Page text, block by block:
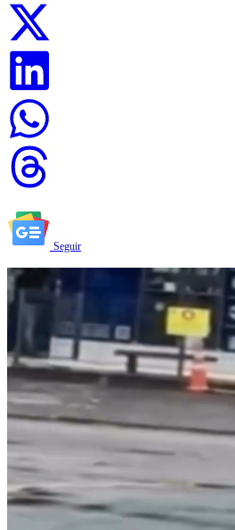
Seguir